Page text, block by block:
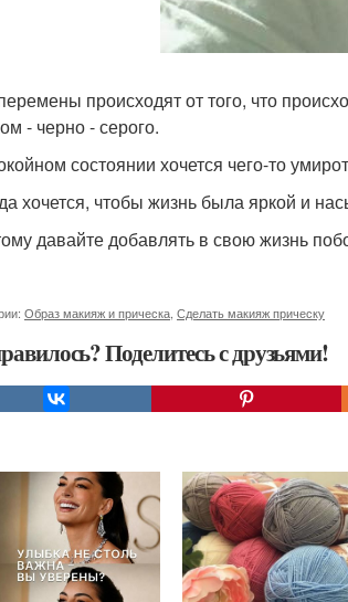
происходят от того, что
- черно - серого.
состоянии хочется чего-то
хочется, чтобы жизнь была яркой и
давайте добавлять в свою жизнь
Образ макияж и прическа Сделать макияж прическу
Поделитесь с друзьями!